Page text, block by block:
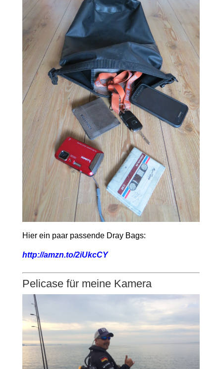
Hier ein paar passende Dray Bags:
http://amzn.to/2iUkcCY
Pelicase für meine Kamera